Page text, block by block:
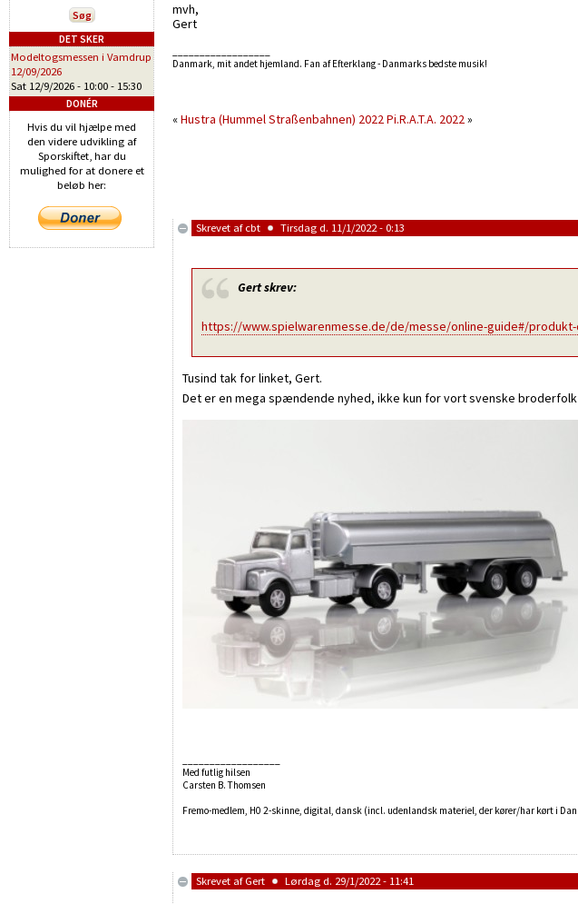
mvh,
Gert
Danmark, mit andet hjemland. Fan af Efterklang - Danmarks bedste musik!
«Hustra (Hummel Straßenbahnen) 2022Pi.R.A.T.A. 2022»
Skrevet af cbt Tirsdag d. 11/1/2022 - 0:13
Gertskrev:
https://www.spielwarenmesse.de/de/messe/online-guide#/produkt-
Tusind tak for linket, Gert.
Det er en mega spændende nyhed, ikke kun for vort svenske broderfolk
Med futlig hilsen
Carsten B. Thomsen
Fremo-medlem, H0 2-skinne, digital, dansk (incl. udenlandsk materiel, der kører/har kørt i
Skrevet af Gert Lørdag d. 29/1/2022 - 11:41
DET SKER
Modeltogsmessen i Vamdrup
12/09/2026
Sat 12/9/2026 - 10:00 - 15:30
DONÉR
Hvis du vil hjælpe med
den videre udvikling af
Sporskiftet, har du
mulighed for at donere et
beløb her: